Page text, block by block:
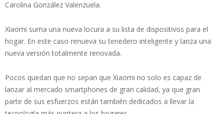
Carolina González Valenzuela.
Xiaomi suma una nueva locura a su lista de dispositivos para el
hogar. En este caso renueva su tenedero inteligente y lanza una
nueva versión totalmente renovada.
Pocos quedan que no sepan que Xiaomi no solo es capaz de
lanzar al mercado smartphones de gran calidad, ya que gran
parte de sus esfuerzos están también dedicados a llevar la